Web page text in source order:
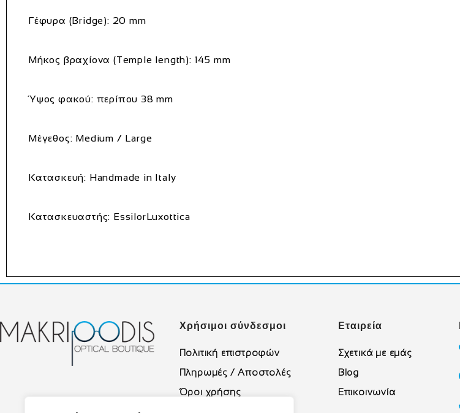
Γέφυρα (Bridge): 20 mm
Μήκος βραχίονα (Temple length): 145 mm
Ύψος φακού: περίπου 38 mm
Μέγεθος: Medium / Large
Κατασκευή: Handmade in Italy
Κατασκευαστής: EssilorLuxottica
Χρήσιμοι σύνδεσμοι
Πολιτική επιστροφών
Πληρωμές / Αποστολές
Όροι χρήσης
Εταιρεία
Σχετικά με εμάς
Blog
Επικοινωνία